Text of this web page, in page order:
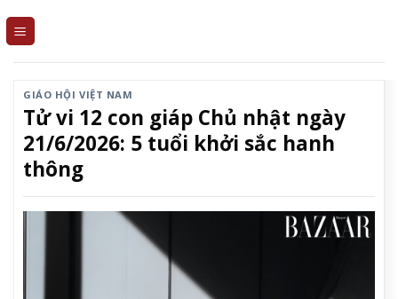
GIÁO HỘI VIỆT NAM
Tử vi 12 con giáp Chủ nhật ngày
21/6/2026: 5 tuổi khởi sắc hanh
thông